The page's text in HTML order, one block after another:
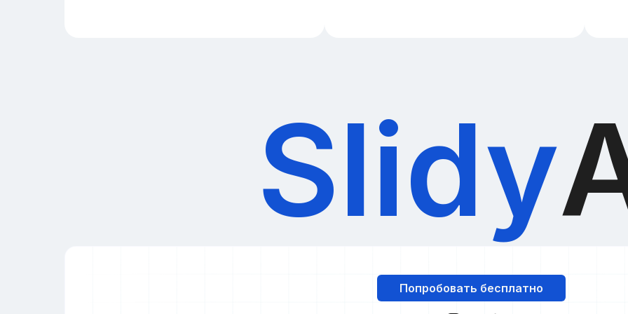
Slidy
Попробовать бесплатно